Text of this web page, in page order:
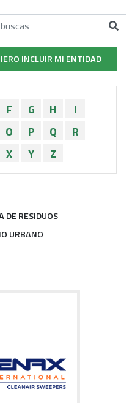
INCLUIR MI ENTIDAD
F G H
I
O P Q
R
X Y Z
DE RESIDUOS
URBANO